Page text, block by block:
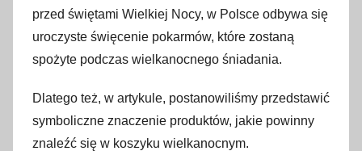
n
w
przed świętami Wielkiej Nocy, w Polsce odbywa się
uroczyste święcenie pokarmów, które zostaną
spożyte podczas wielkanocnego śniadania.
Dlatego też, w artykule, postanowiliśmy przedstawić
symboliczne znaczenie produktów, jakie powinny
znaleźć się w koszyku wielkanocnym.